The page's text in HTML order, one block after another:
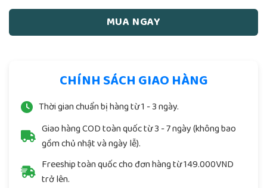
MUA NGAY
CHÍNH SÁCH GIAO HÀNG
Thời gian chuẩn bị hàng từ 1 - 3 ngày.
Giao hàng COD toàn quốc từ 3 - 7 ngày (không bao
gồm chủ nhật và ngày lễ).
Freeship toàn quốc cho đơn hàng từ 149.000VND
trở lên.